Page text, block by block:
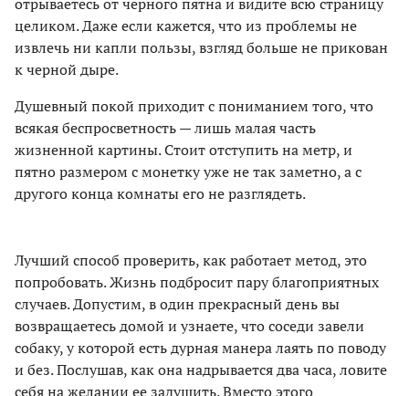
целиком. Даже если кажется, что из проблемы не
извлечь ни капли пользы, взгляд больше не прикован
к черной дыре.
Душевный покой приходит с пониманием того, что
всякая беспросветность — лишь малая часть
жизненной картины. Стоит отступить на метр, и
пятно размером с монетку уже не так заметно, а с
другого конца комнаты его не разглядеть.
Лучший способ проверить, как работает метод, это
попробовать. Жизнь подбросит пару благоприятных
случаев. Допустим, в один прекрасный день вы
возвращаетесь домой и узнаете, что соседи завели
собаку, у которой есть дурная манера лаять по поводу
и без. Послушав, как она надрывается два часа, ловите
себя на желании ее задушить. Вместо этого